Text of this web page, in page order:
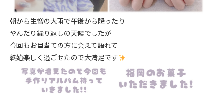
朝から生憎の大雨で午後から降ったり
やんだり繰り返しの天候でしたが
今回もお目当ての方に会えて語れて
終始楽しく過ごせたので大満足です